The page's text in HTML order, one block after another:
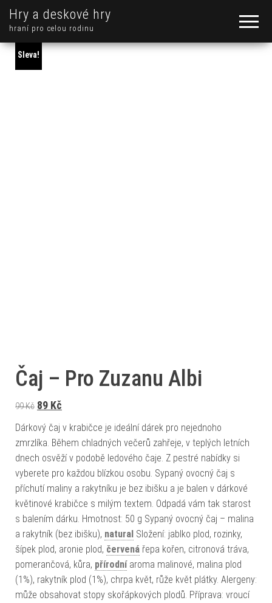
Hry a deskové hry
hraní pro celou rodinu
Sleva!
Čaj – Pro Zuzanu Albi
99Kč Původní cena byla: 99 Kč.
89 Kč
Dárkový čaj v krabičce je ideální dárek pro nejednoho
zmrzlíka. Během chladných večerů zahřeje, v teplých letních
dnech osvěží v podobě ledového čaje. Z pestré nabídky si
vyberete pro každou blízkou osobu. Sypaný ovocný čaj s
příchutí maliny a rakytníku je bez ibišku a je balen v dárkové
květinové krabičce s milým textem. Odpadá vám tak starost
s balením dárku. Hmotnost: 50 g Sypaný ovocný čaj – malina
a rakytník (bez ibišku), natural Složení: jablko plod, rozinky,
šípek plod, aronie plod, červená řepa kořen, citronová tráva,
pomerančová, kůra, přírodníaroma malinové, malina plod
(1%), rakytník plod (1%), chrpa květ, růže květ plátky. Alergeny:
může obsahovat stopy skořápkových plodů. Příprava: vroucí